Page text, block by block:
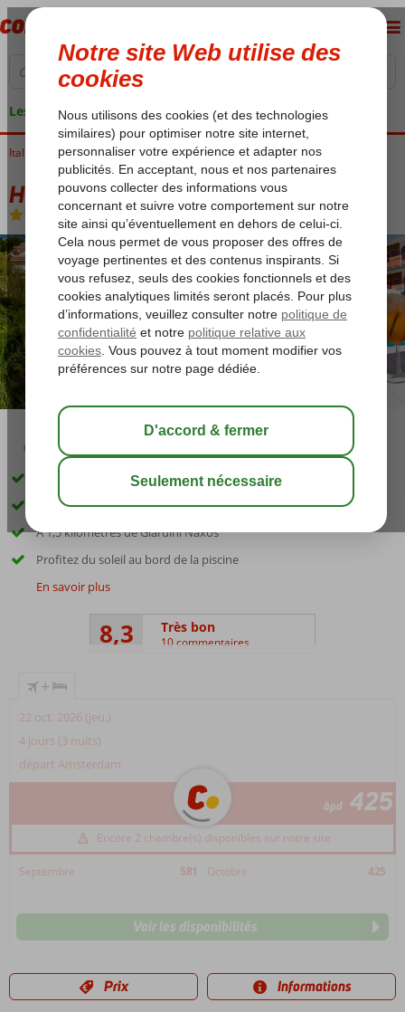
Les garanties de vacances
Italie Sicile Giardini Naxos Hotel Alexander
Hotel Alexander
Chambre et petit déjeuner-Hôtel
03:00 sauver
Hôtel à petite échelle
A seulement 200 mètres de la plage
A 1,5 kilomètres de Giardini Naxos
Profitez du soleil au bord de la piscine
En savoir plus
8,3 Très bon
10 commentaires
+
22 oct. 2026 (jeu.)
4 jours (3 nuits)
départ Amsterdam
àpd 425
Encore 2 chambre(s) disponibles sur notre site
Septembre 581 Octobre 425
Voir les disponibilités
Prix Informations